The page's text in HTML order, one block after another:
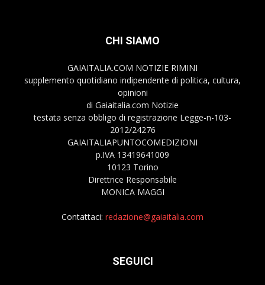
CHI SIAMO
GAIAITALIA.COM NOTIZIE RIMINI
supplemento quotidiano indipendente di politica, cultura,
opinioni
di Gaiaitalia.com Notizie
testata senza obbligo di registrazione Legge-n-103-
2012/24276
GAIAITALIAPUNTOCOMEDIZIONI
p.IVA 13419641009
10123 Torino
Direttrice Responsabile
MONICA MAGGI
Contattaci: redazione@gaiaitalia.com
SEGUICI